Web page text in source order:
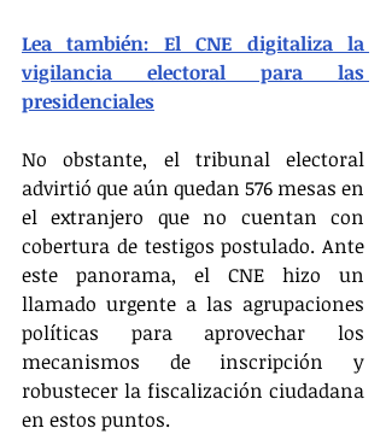
Lea también: El CNE digitaliza la
vigilancia electoral para las
presidenciales
No obstante, el tribunal electoral
advirtió que aún quedan 576 mesas en
el extranjero que no cuentan con
cobertura de testigos postulado. Ante
este panorama, el CNE hizo un
llamado urgente a las agrupaciones
políticas para aprovechar los
mecanismos de inscripción y
robustecer la fiscalización ciudadana
en estos puntos.